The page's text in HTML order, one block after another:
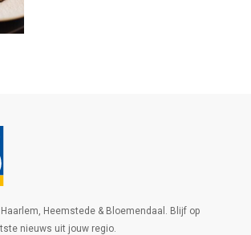
Heemstede & Bloemendaal. Blijf op
nieuws uit jouw regio.